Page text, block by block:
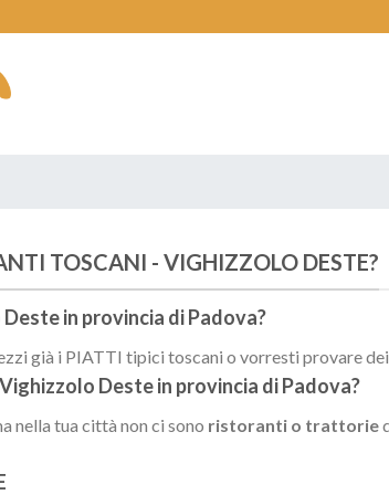
TOSCANI - VIGHIZZOLO DESTE?
Destein provincia diPadova?
già i PIATTI tipici toscani o vorresti provare
Vighizzolo Destein provincia diPadova?
nella tua città non ci sono ristoranti o trattorie